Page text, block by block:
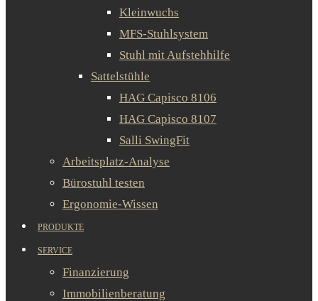
Kleinwuchs
MFS-Stuhlsystem
Stuhl mit Aufstehhilfe
Sattelstühle
HAG Capisco 8106
HAG Capisco 8107
Salli SwingFit
Arbeitsplatz-Analyse
Bürostuhl testen
Ergonomie-Wissen
PRODUKTE
SERVICE
Finanzierung
Immobilienberatung